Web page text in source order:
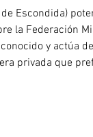
Escondida)
la Federación
y actúa
privada que